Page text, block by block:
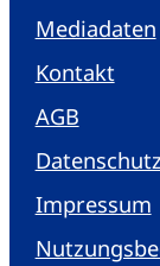
Mediadaten
Kontakt
AGB
Datenschutz
Impressum